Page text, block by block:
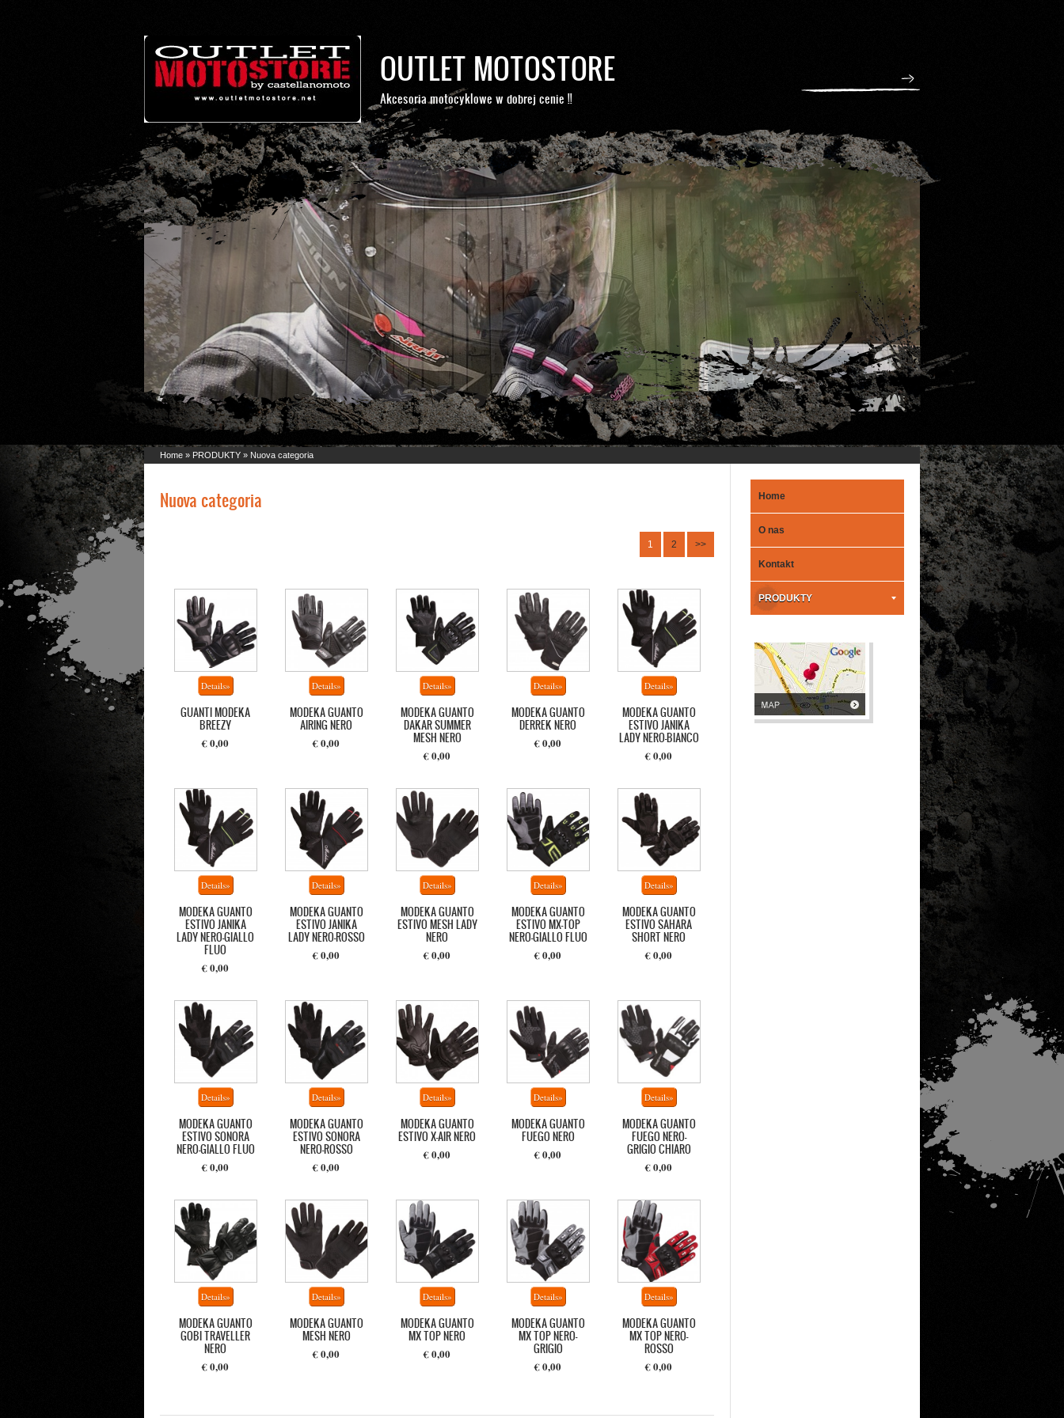
OUTLET MOTOSTORE
Akcesoria motocyklowe w dobrej cenie !!
Home » PRODUKTY » Nuova categoria
Nuova categoria
1 2 >>
GUANTI MODEKA
BREEZY
€ 0,00
MODEKA GUANTO
AIRING NERO
€ 0,00
MODEKA GUANTO
DAKAR SUMMER
MESH NERO
€ 0,00
MODEKA GUANTO
DERREK NERO
€ 0,00
MODEKA GUANTO
ESTIVO JANIKA
LADY NERO-BIANCO
€ 0,00
MODEKA GUANTO
ESTIVO JANIKA
LADY NERO-GIALLO
FLUO
€ 0,00
MODEKA GUANTO
ESTIVO JANIKA
LADY NERO-ROSSO
€ 0,00
MODEKA GUANTO
ESTIVO MESH LADY
NERO
€ 0,00
MODEKA GUANTO
ESTIVO MX-TOP
NERO-GIALLO FLUO
€ 0,00
MODEKA GUANTO
ESTIVO SAHARA
SHORT NERO
€ 0,00
MODEKA GUANTO
ESTIVO SONORA
NERO-GIALLO FLUO
€ 0,00
MODEKA GUANTO
ESTIVO SONORA
NERO-ROSSO
€ 0,00
MODEKA GUANTO
ESTIVO X-AIR NERO
€ 0,00
MODEKA GUANTO
FUEGO NERO
€ 0,00
MODEKA GUANTO
FUEGO NERO-
GRIGIO CHIARO
€ 0,00
MODEKA GUANTO
GOBI TRAVELLER
NERO
€ 0,00
MODEKA GUANTO
MESH NERO
€ 0,00
MODEKA GUANTO
MX TOP NERO
€ 0,00
MODEKA GUANTO
MX TOP NERO-
GRIGIO
€ 0,00
MODEKA GUANTO
MX TOP NERO-
ROSSO
€ 0,00
Home
O nas
Kontakt
PRODUKTY